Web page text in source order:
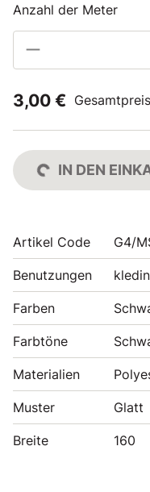
Anzahl der Meter
3,00 €
IN DEN
Artikel Code G4/
Benutzungen
Farben
Farbtöne
Materialien
Muster Glatt
Breite 160